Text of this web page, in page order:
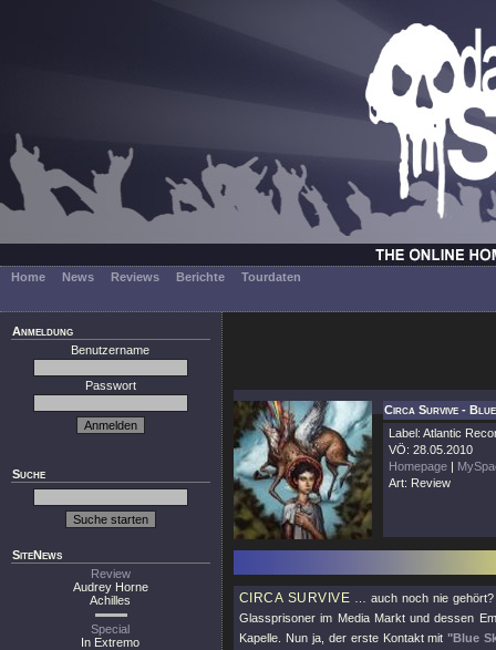
Home News Reviews Berichte Tourdaten
Anmeldung
Benutzername
Passwort
Suche
SiteNews
Review
Audrey Horne
Achilles
Special
In Extremo
Circa Survive -
Label: Atlantic
VÖ: 28.05.2010
Homepage |
Art: Review
CIRCA SURVIVE … auch noch nie gehört?
Glassprisoner im Media Markt und dessen
Kapelle. Nun ja, der erste Kontakt mit"Blue